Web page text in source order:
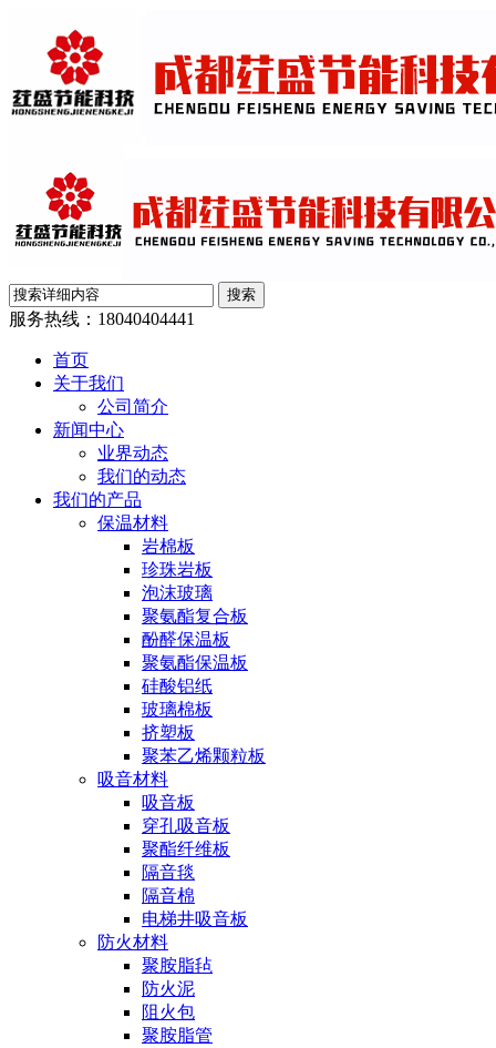
服务热线： 18040404441
首页
关于我们
公司简介
新闻中心
业界动态
我们的动态
我们的产品
保温材料
岩棉板
珍珠岩板
泡沫玻璃
聚氨酯复合板
酚醛保温板
聚氨酯保温板
硅酸铝纸
玻璃棉板
挤塑板
聚苯乙烯颗粒板
吸音材料
吸音板
穿孔吸音板
聚酯纤维板
隔音毯
隔音棉
电梯井吸音板
防火材料
聚胺脂毡
防火泥
阻火包
聚胺脂管